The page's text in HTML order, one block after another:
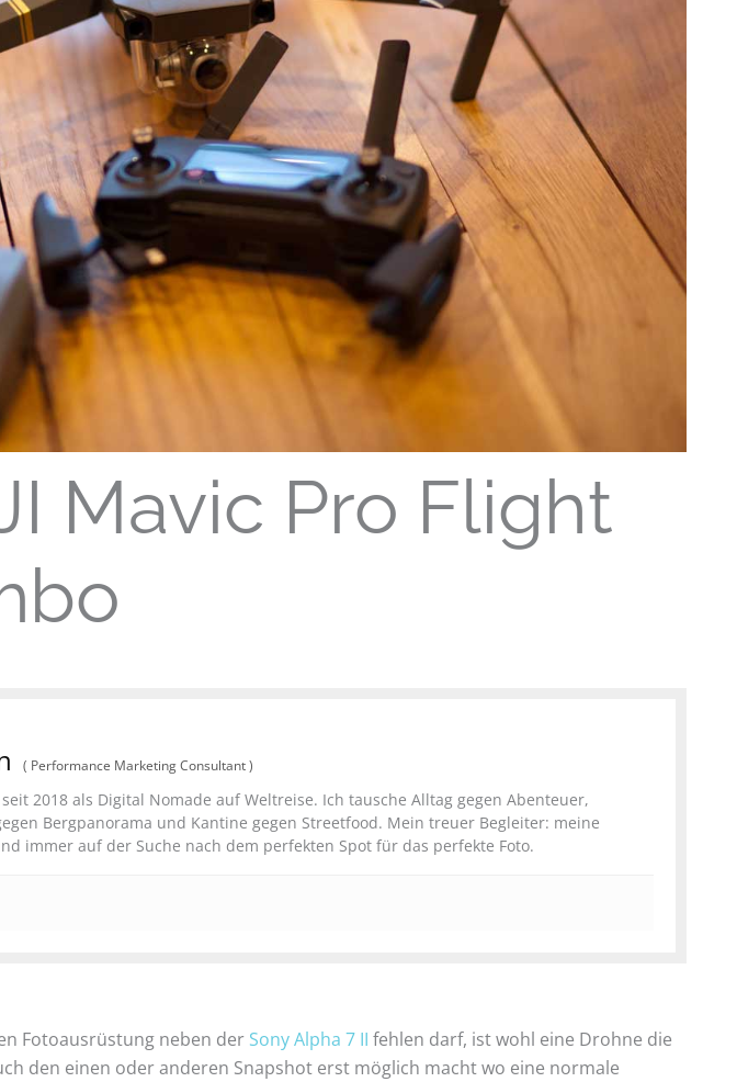
Mavic Pro Flight
( Performance Marketing Consultant)
2018 als Digital Nomade auf Weltreise. Ich tausche Alltag gegen Abenteuer,
Bergpanorama und Kantine gegen Streetfood. Mein treuer Begleiter: meine
immer auf der Suche nach dem perfekten Spot für das perfekte Foto.
Fotoausrüstung neben der Sony Alpha 7 II fehlen darf, ist wohl eine Drohne die
den einen oder anderen Snapshot erst möglich macht wo eine normale